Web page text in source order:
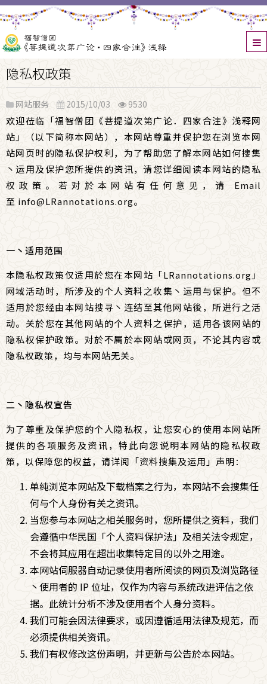
隐私权政策
网站服务 2015/10/03 9530
欢迎莅临「福智僧团《菩提道次第广论． 四家合注》浅释网
站」（以下简称本网站）， 本网站尊重并保护您在浏览本网
站网页时的隐私保护权利， 为了帮助您了解本网站如何搜集
丶运用及保护您所提供的资讯，请您详细阅读本网站的隐私
权政策。若对於本网站有任何意见，请 Email
至 info@LRannotations.org。
一丶适用范围
本隐私权政策仅适用於您在本网站「LRannotations.org 」
网域活动时，所涉及的个人资料之收集丶运用与保护。但不
适用於您经由本网站搜寻丶连结至其他网站後，所进行之活
动。关於您在其他网站的个人资料之保护，适用各该网站的
隐私权保护政策。对於不属於本网站或网页，不论其内容或
隐私权政策，均与本网站无关。
二丶隐私权宣告
为了尊重及保护您的个人隐私权，让您安心的使用本网站所
提供的各项服务及资讯，特此向您说明本网站的隐私权政
策，以保障您的权益，请详阅「资料搜集及运用」声明：
单纯浏览本网站及下载档案之行为，本网站不会搜集任
何与个人身份有关之资讯。
当您参与本网站之相关服务时，您所提供之资料，我们
会遵循中华民国「个人资料保护法」及相关法令规定，
不会将其应用在超出收集特定目的以外之用途。
本网站伺服器自动记录使用者所阅读的网页及浏览路径
丶使用者的 IP 位址，仅作为内容与系统改进评估之依
据。此统计分析不涉及使用者个人身分资料。
我们可能会因法律要求，或因遵循适用法律及规范，而
必须提供相关资讯。
我们有权修改这份声明，并更新与公告於本网站。